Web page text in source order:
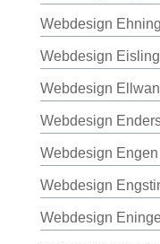
Webdesign
Webdesign
Webdesign
Webdesign
Webdesign Engen
Webdesign
Webdesign